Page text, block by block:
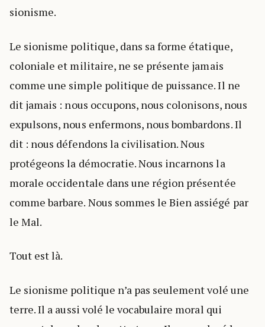
sionisme.
Le sionisme politique, dans sa forme étatique,
coloniale et militaire, ne se présente jamais
comme une simple politique de puissance. Il ne
dit jamais : nous occupons, nous colonisons, nous
expulsons, nous enfermons, nous bombardons. Il
dit : nous défendons la civilisation. Nous
protégeons la démocratie. Nous incarnons la
morale occidentale dans une région présentée
comme barbare. Nous sommes le Bien assiégé par
le Mal.
Tout est là.
Le sionisme politique n’a pas seulement volé une
terre. Il a aussi volé le vocabulaire moral qui